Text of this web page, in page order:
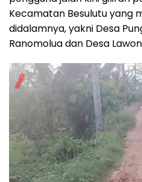
Kecamatan Besulutu yang
didalamnya, yakni Desa
Ranomolua dan Desa